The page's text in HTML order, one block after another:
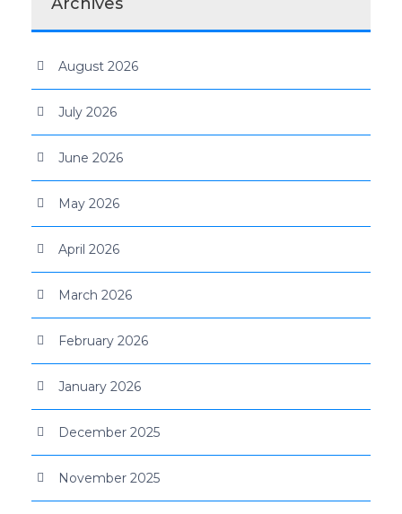
August 2026
July 2026
June 2026
May 2026
April 2026
March 2026
February 2026
January 2026
December 2025
November 2025